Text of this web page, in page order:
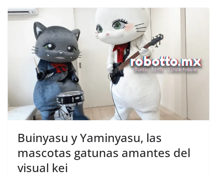
Buinyasu y Yaminyasu, las
mascotas gatunas amantes del
visual kei